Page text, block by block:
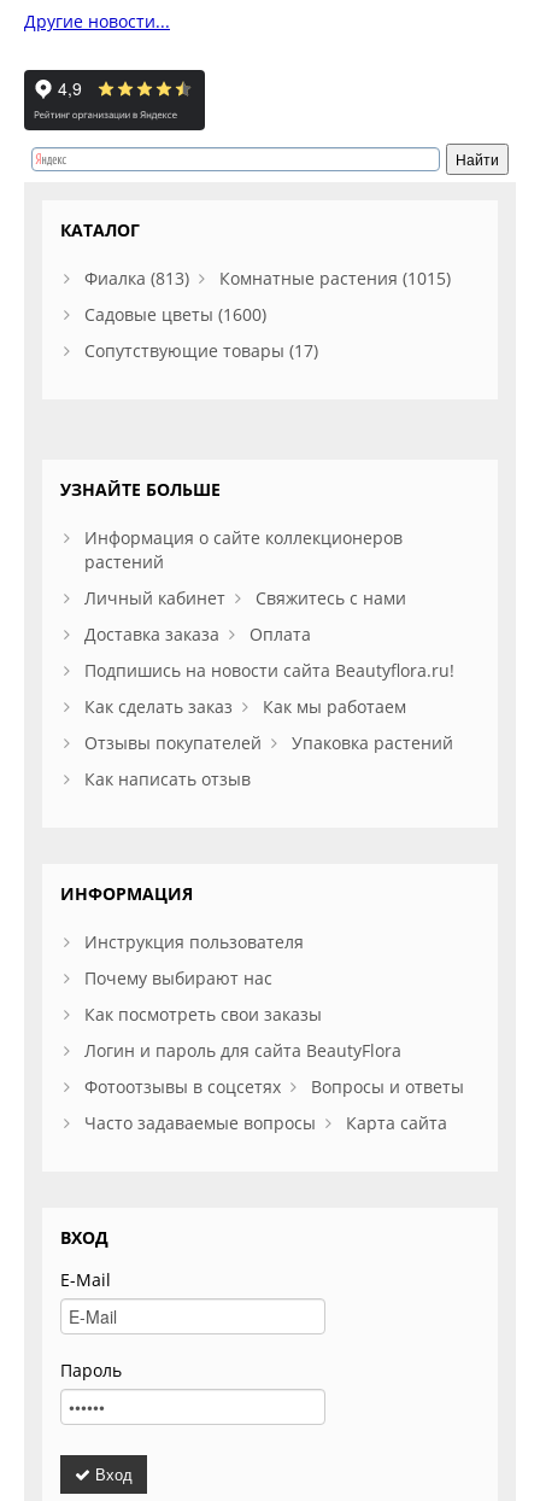
Другие новости...
КАТАЛОГ
Фиалка (813)
Комнатные растения (1015)
Садовые цветы (1600)
Сопутствующие товары (17)
УЗНАЙТЕ БОЛЬШЕ
Информация о сайте коллекционеров
растений
Личный кабинет
Свяжитесь с нами
Доставка заказа
Оплата
Подпишись на новости сайта Beautyflora.ru!
Как сделать заказ
Как мы работаем
Отзывы покупателей
Упаковка растений
Как написать отзыв
ИНФОРМАЦИЯ
Инструкция пользователя
Почему выбирают нас
Как посмотреть свои заказы
Логин и пароль для сайта BeautyFlora
Фотоотзывы в соцсетях
Вопросы и ответы
Часто задаваемые вопросы
Карта сайта
ВХОД
E-Mail
Пароль
Вход